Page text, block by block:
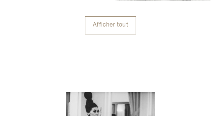
Afficher tout